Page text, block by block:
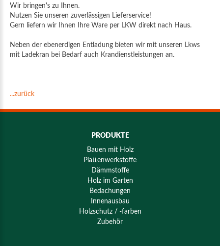
Wir bringen's zu Ihnen.
Nutzen Sie unseren zuverlässigen Lieferservice!
Gern liefern wir Ihnen Ihre Ware per LKW direkt nach Haus.
Neben der ebenerdigen Entladung bieten wir mit unseren Lkws
mit Ladekran bei Bedarf auch Krandienstleistungen an.
...zurück
PRODUKTE
Bauen mit Holz
Plattenwerkstoffe
Dämmstoffe
Holz im Garten
Bedachungen
Innenausbau
Holzschutz / -farben
Zubehör